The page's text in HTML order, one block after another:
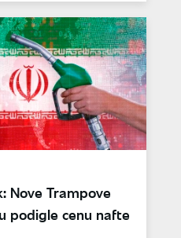
Nove Trampove
podigle cenu nafte